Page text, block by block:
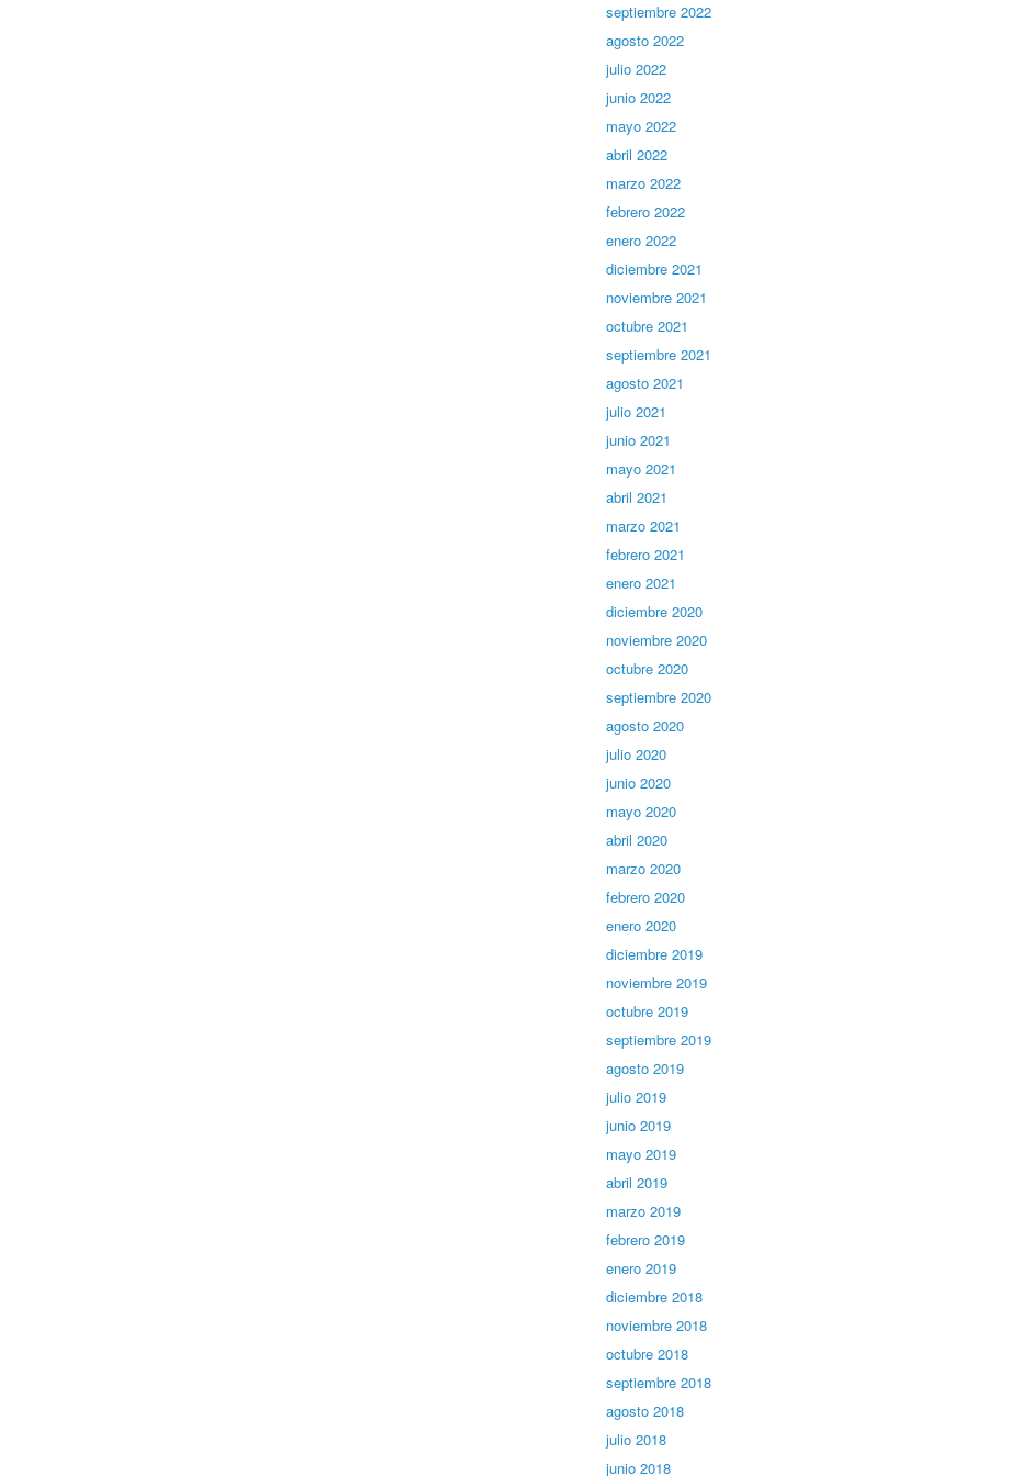
septiembre 2022
agosto 2022
julio 2022
junio 2022
mayo 2022
abril 2022
marzo 2022
febrero 2022
enero 2022
diciembre 2021
noviembre 2021
octubre 2021
septiembre 2021
agosto 2021
julio 2021
junio 2021
mayo 2021
abril 2021
marzo 2021
febrero 2021
enero 2021
diciembre 2020
noviembre 2020
octubre 2020
septiembre 2020
agosto 2020
julio 2020
junio 2020
mayo 2020
abril 2020
marzo 2020
febrero 2020
enero 2020
diciembre 2019
noviembre 2019
octubre 2019
septiembre 2019
agosto 2019
julio 2019
junio 2019
mayo 2019
abril 2019
marzo 2019
febrero 2019
enero 2019
diciembre 2018
noviembre 2018
octubre 2018
septiembre 2018
agosto 2018
julio 2018
junio 2018